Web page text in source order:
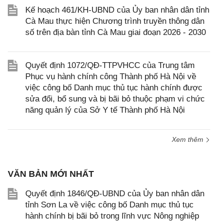
Kế hoạch 461/KH-UBND của Ủy ban nhân dân tỉnh
Cà Mau thực hiện Chương trình truyền thông dân
số trên địa bàn tỉnh Cà Mau giai đoạn 2026 - 2030
Quyết định 1072/QĐ-TTPVHCC của Trung tâm
Phục vụ hành chính công Thành phố Hà Nội về
việc công bố Danh mục thủ tục hành chính được
sửa đổi, bổ sung và bị bãi bỏ thuộc phạm vi chức
năng quản lý của Sở Y tế Thành phố Hà Nội
Xem thêm
VĂN BẢN MỚI NHẤT
Quyết định 1846/QĐ-UBND của Ủy ban nhân dân
tỉnh Sơn La về việc công bố Danh mục thủ tục
hành chính bị bãi bỏ trong lĩnh vực Nông nghiệp